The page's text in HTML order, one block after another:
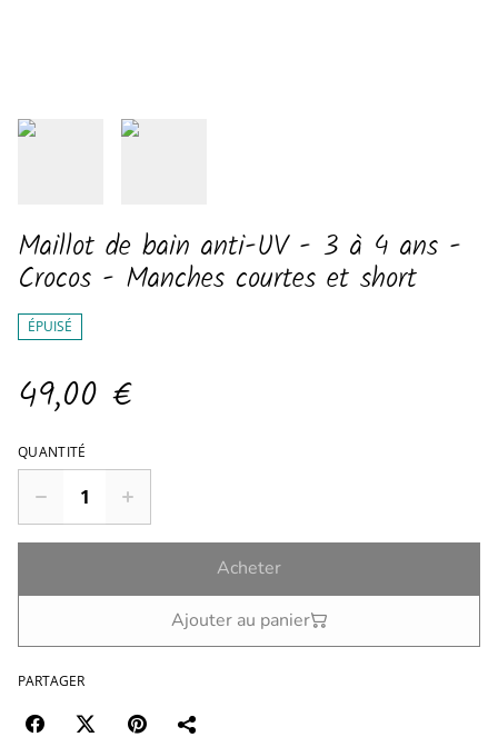
Maillot de bain anti-UV - 3 à 4 ans -
Crocos - Manches courtes et short
ÉPUISÉ
49,00 €
QUANTITÉ
Acheter
Ajouter au panier
PARTAGER